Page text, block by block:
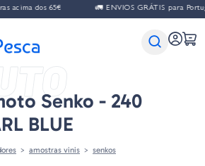
dos 65€ 🚛 ENVIOS GRÁTIS para Portugal
Senko - 240
BLUE
amostras vinis senkos